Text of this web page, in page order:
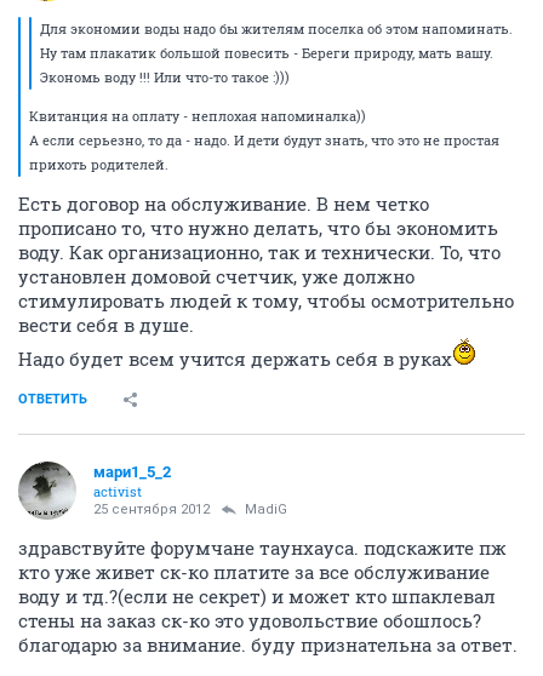
Для экономии воды надо бы жителям поселка об этом напоминать.
Ну там плакатик большой повесить - Береги природу, мать вашу.
Экономь воду !!! Или что-то такое :)))
Квитанция на оплату - неплохая напоминалка))
А если серьезно, то да - надо. И дети будут знать, что это не простая
прихоть родителей.
Есть договор на обслуживание. В нем четко
прописано то, что нужно делать, что бы экономить
воду. Как организационно, так и технически. То, что
установлен домовой счетчик, уже должно
стимулировать людей к тому, чтобы осмотрительно
вести себя в душе.
Надо будет всем учится держать себя в руках
ОТВЕТИТЬ
мари1_5_2
activist
25 сентября 2012 MadiG
здравствуйте форумчане таунхауса. подскажите пж
кто уже живет ск-ко платите за все обслуживание
воду и тд.?(если не секрет) и может кто шпаклевал
стены на заказ ск-ко это удовольствие обошлось?
благодарю за внимание. буду признательна за ответ.